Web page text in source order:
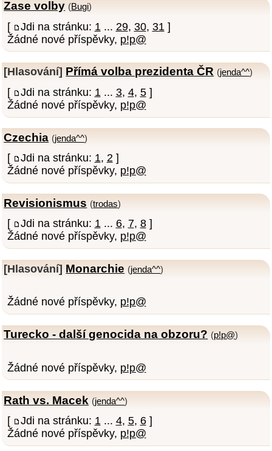
Zase volby (Bugi)
[ Jdi na stránku: 1 ... 29, 30, 31 ]
Žádné nové příspěvky, p!p@
[Hlasování] Přímá volba prezidenta ČR (jenda^^)
[ Jdi na stránku: 1 ... 3, 4, 5]
Žádné nové příspěvky, p!p@
Czechia (jenda^^)
[ Jdi na stránku: 1, 2 ]
Žádné nové příspěvky, p!p@
Revisionismus (trodas)
[ Jdi na stránku: 1... 6, 7, 8]
Žádné nové příspěvky, p!p@
[Hlasování] Monarchie (jenda^^)
Žádné nové příspěvky, p!p@
Turecko - další genocida na obzoru? (p!p@)
Žádné nové příspěvky, p!p@
Rath vs. Macek (jenda^^)
[ Jdi na stránku: 1 ... 4, 5, 6]
Žádné nové příspěvky, p!p@